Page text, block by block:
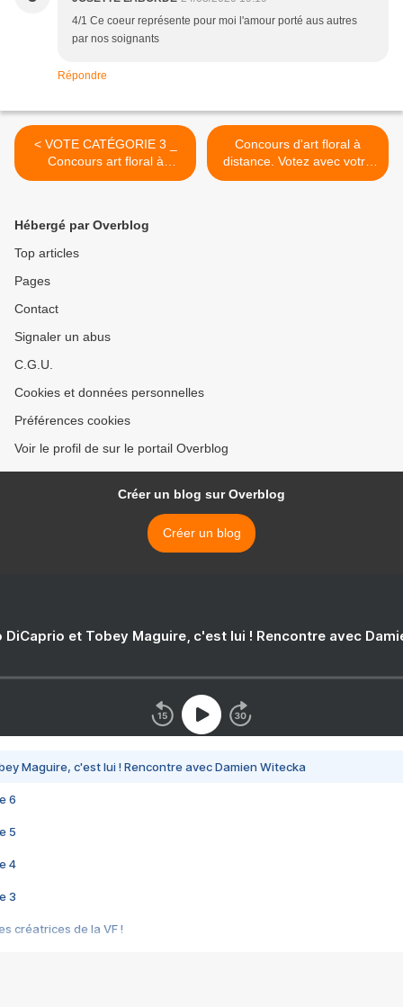
4/1 Ce coeur représente pour moi l'amour porté aus autres
par nos soignants
Répondre
< VOTE CATÉGORIE 3 _
Concours art floral à
distance
Concours d'art floral à
distance. Votez avec votre
coup de cœur ! >
Hébergé par Overblog
Top articles
Pages
Contact
Signaler un abus
C.G.U.
Cookies et données personnelles
Préférences cookies
Voir le profil de sur le portail Overblog
Créer un blog sur Overblog
Créer un blog
DiCaprio et Tobey Maguire, c'est lui ! Rencontre avec
Maguire, c'est lui ! Rencontre avec Damien Witecka
6
5
4
3
créatrices de la VF !